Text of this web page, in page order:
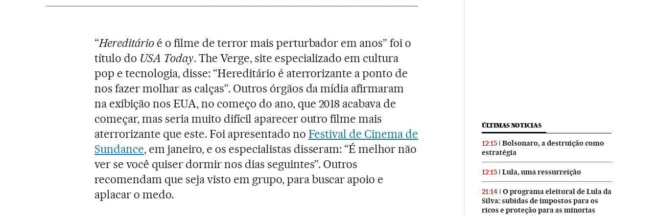
“Hereditário é o filme de terror mais perturbador em anos” foi o
título do USA Today. The Verge, site especializado em cultura
pop e tecnologia, disse: “Hereditário é aterrorizante a ponto de
nos fazer molhar as calças”. Outros órgãos da mídia afirmaram
na exibição nos EUA, no começo do ano, que 2018 acabava de
começar, mas seria muito difícil aparecer outro filme mais
aterrorizante que este. Foi apresentado no Festival de Cinema de
Sundance, em janeiro, e os especialistas disseram: “É melhor não
ver se você quiser dormir nos dias seguintes”. Outros
recomendam que seja visto em grupo, para buscar apoio e
aplacar o medo.
ÚLTIMAS NOTICIAS
12:15
Bolsonaro, a destruição como
estratégia
12:15 Lula, uma ressurreição
21:14
O programa eleitoral de Lula da
Silva: subidas de impostos para os
ricos e proteção para as minorias